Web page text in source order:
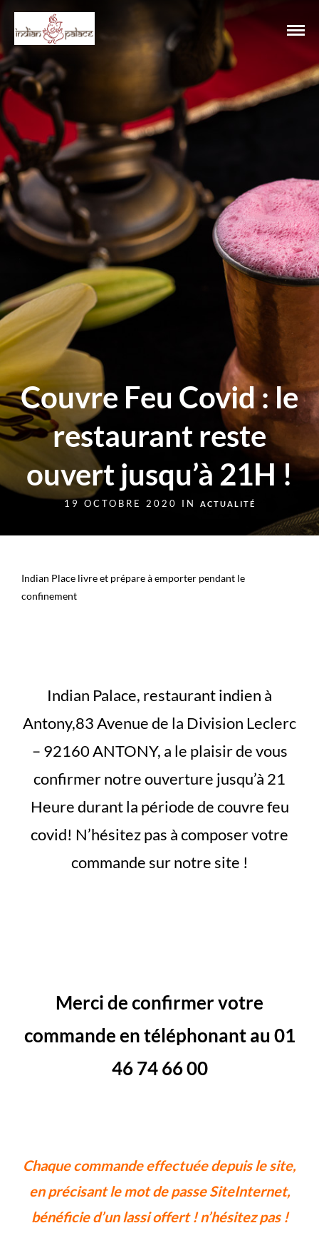
Couvre Feu Covid : le
restaurant reste
ouvert jusqu’à 21H !
19 OCTOBRE 2020 IN ACTUALITÉ
Indian Place livre et prépare à emporter pendant le
confinement
Indian Palace, restaurant indien à
Antony,83 Avenue de la Division Leclerc
– 92160 ANTONY, a le plaisir de vous
confirmer notre ouverture jusqu’à 21
Heure durant la période de couvre feu
covid! N’hésitez pas à composer votre
commande sur notre site !
Merci de confirmer votre
commande en téléphonant au 01
46 74 6600
Chaque commande effectuée depuis le site,
en précisant le mot de passe SiteInternet,
bénéficie d’un lassi offert ! n’hésitez pas !